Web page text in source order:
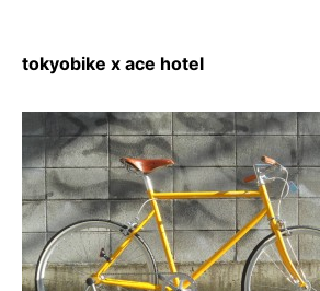
tokyobike x ace hotel